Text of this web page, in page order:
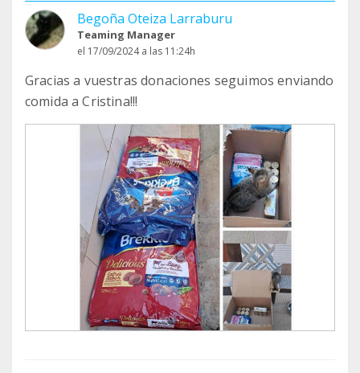
Begoña Oteiza Larraburu
Teaming Manager
el 17/09/2024 a las 11:24h
Gracias a vuestras donaciones seguimos enviando
comida a Cristina!!!